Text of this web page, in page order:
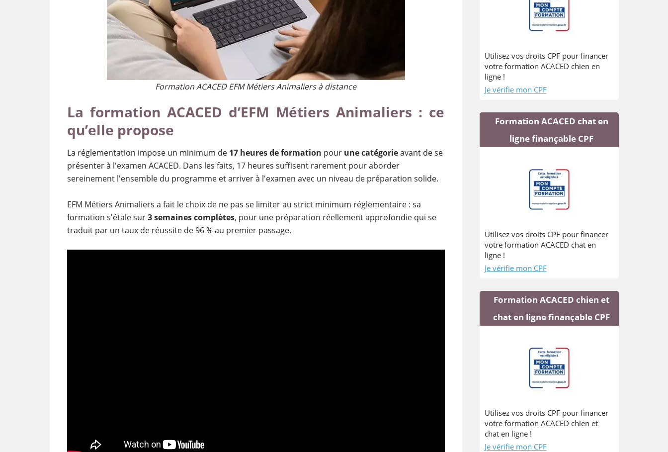
Formation ACACED EFM Métiers Animaliers à distance
La formation ACACED d’EFM Métiers Animaliers : ce
qu’elle propose
La réglementation impose un minimum de 17 heures de formation pour une catégorieavant de se
présenter à l'examen ACACED. Dans les faits, 17 heures suffisent rarement pour aborder
sereinement l'ensemble du programme et arriver à l'examen avec un niveau de préparation solide.
EFM Métiers Animaliers a fait le choix de ne pas se limiter au strict minimum réglementaire : sa
formation s'étale sur3 semaines complètes, pour une préparation réellement approfondie qui se
traduit par un taux de réussite de 96 % au premier passage.
Utilisez vos droits CPF pour financer
votre formation ACACED chien en
ligne !
Je vérifie mon CPF
Formation ACACED chat en
ligne finançable CPF
Utilisez vos droits CPF pour financer
votre formation ACACED chat en
ligne !
Je vérifie mon CPF
Formation ACACED chien et
chat en ligne finançable CPF
Utilisez vos droits CPF pour financer
votre formation ACACED chien et
chat en ligne !
Je vérifie mon CPF